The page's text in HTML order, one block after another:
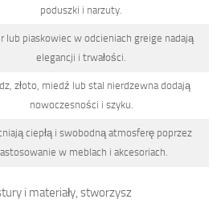
poduszki i narzuty.
lub piaskowiec w odcieniach greige nadają
elegancji i trwałości.
złoto, miedź lub stal nierdzewna dodają
nowoczesności i szyku.
ciepłą i swobodną atmosferę poprzez
w meblach i akcesoriach.
i materiały, stworzysz